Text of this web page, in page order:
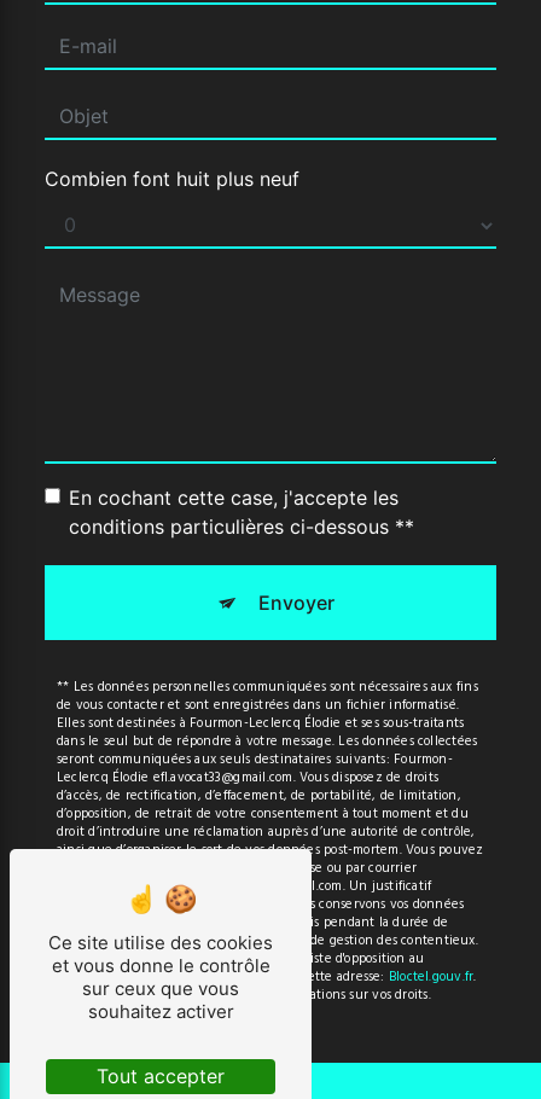
Combien font huit plus neuf
En cochant cette case, j'accepte les
conditions particulières ci-dessous **
Envoyer
** Les données personnelles communiquées sont nécessaires aux fins
de vous contacter et sont enregistrées dans un fichier informatisé.
Elles sont destinées à Fourmon-Leclercq Élodie et ses sous-traitants
dans le seul but de répondre à votre message. Les données collectées
seront communiquées aux seuls destinataires suivants: Fourmon-
Leclercq Élodie efl.avocat33@gmail.com. Vous disposez de droits
d’accès, de rectification, d’effacement, de portabilité, de limitation,
d’opposition, de retrait de votre consentement à tout moment et du
droit d’introduire une réclamation auprès d’une autorité de contrôle,
ainsi que d’organiser le sort de vos données post-mortem. Vous pouvez
exercer ces droits par voie postale à l'adresse ou par courrier
électronique à l'adresse efl.avocat33@gmail.com. Un justificatif
d'identité pourra vous être demandé. Nous conservons vos données
pendant la période de prise de contact puis pendant la durée de
prescription légale aux fins probatoires et de gestion des contentieux.
Vous avez le droit de vous inscrire sur la liste d'opposition au
démarchage téléphonique, disponible à cette adresse: Bloctel.gouv.fr.
Consultez le site cnil.fr pour plus d’informations sur vos droits.
Ce site utilise des cookies
et vous donne le contrôle
sur ceux que vous
souhaitez activer
Tout accepter